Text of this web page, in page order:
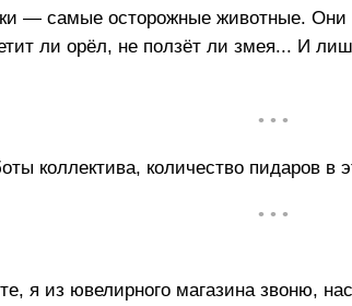
— самые осторожные животные.
ли орёл, не ползёт ли змея... И
• • •
коллектива, количество пидаров в
• • •
я из ювелирного магазина звоню,